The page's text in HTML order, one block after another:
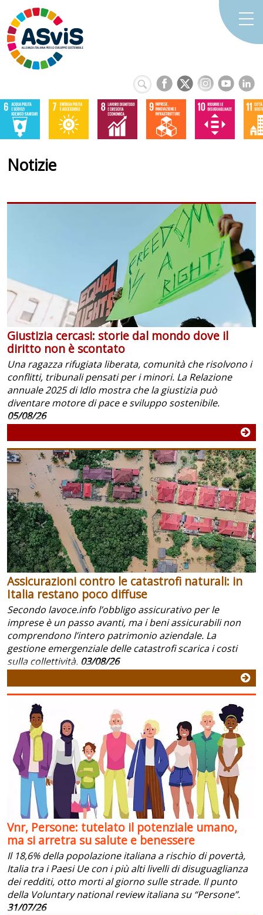
Notizie
Giustizia cercasi: storie dal mondo dove il
diritto non è scontato
Una ragazza rifugiata liberata, comunità che risolvono i
conflitti, tribunali pensati per i minori. La Relazione
annuale 2025 di Idlo mostra che la giustizia può
diventare motore di pace e sviluppo sostenibile.
05/08/26
Assicurazioni contro le catastrofi naturali: in
Italia restano poco diffuse
Secondo lavoce.info l’obbligo assicurativo per le
imprese è un passo avanti, ma i beni assicurabili non
comprendono l’intero patrimonio aziendale. La
gestione emergenziale delle catastrofi scarica i costi
sulla collettività. 03/08/26
Vnr, Persone: tutelato il potenziale umano,
ma si arretra su salute e benessere
Il 18,6% della popolazione italiana a rischio di povertà,
Italia tra i Paesi Ue con i più alti livelli di disuguaglianza
dei redditi, otto morti al giorno sulle strade. Il punto
della Voluntary national review italiana su “Persone”.
31/07/26